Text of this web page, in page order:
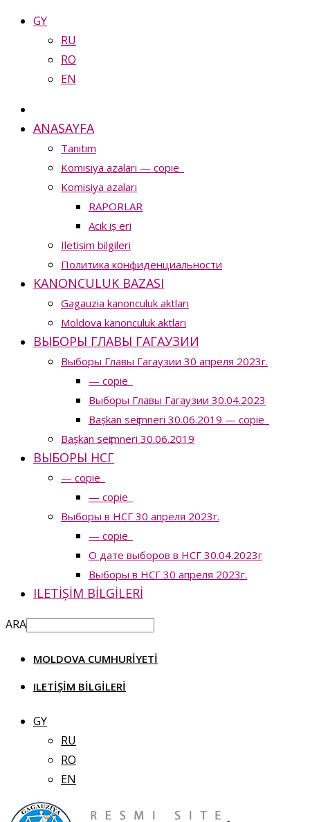
GY
RU
RO
EN
ANASAYFA
Tanıtım
Komisiya azaları — copie_
Komisiya azaları
RAPORLAR
Acık iș eri
Iletișim bilgileri
Политика конфиденциальности
KANONCULUK BAZASI
Gagauzia kanonculuk aktları
Moldova kanonculuk aktları
ВЫБОРЫ ГЛАВЫ ГАГАУЗИИ
Выборы Главы Гагаузии 30 апреля 2023г.
— copie_
Выборы Главы Гагаузии 30.04.2023
Bașkan seҫimneri 30.06.2019 — copie_
Bașkan seҫimneri 30.06.2019
ВЫБОРЫ НСГ
— copie_
— copie_
Выборы в НСГ 30 апреля 2023г.
— copie_
О дате выборов в НСГ 30.04.2023г
Выборы в НСГ 30 апреля 2023г.
ILETIȘIM BILGILERI
ARA
MOLDOVA CUMHURIYETI
ILETIȘIM BILGILERI
GY
RU
RO
EN